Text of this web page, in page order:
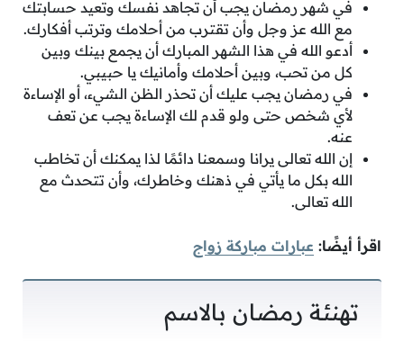
في شهر رمضان يجب أن تجاهد نفسك وتعيد حسابتك
مع الله عز وجل وأن تقترب من أحلامك وترتب أفكارك.
أدعو الله في هذا الشهر المبارك أن يجمع بينك وبين
كل من تحب، وبين أحلامك وأمانيك يا حبيبي.
في رمضان يجب عليك أن تحذر الظن الشيء، أو الإساءة
لأي شخص حتى ولو قدم لك الإساءة يجب عن تعف
عنه.
إن الله تعالى يرانا وسمعنا دائمًا لذا يمكنك أن تخاطب
الله بكل ما يأتي في ذهنك وخاطرك، وأن تتحدث مع
الله تعالى.
اقرأ أيضًا: عبارات مباركة زواج
تهنئة رمضان بالاسم